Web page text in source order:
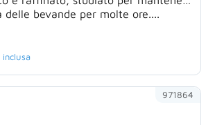
bevande per molte ore....
inclusa
971864